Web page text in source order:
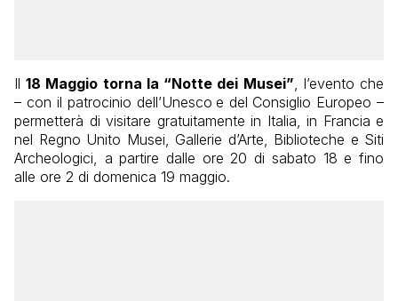
Il18 Maggio torna la “Notte dei Musei”, l’evento che
– con il patrocinio dell’Unesco e del Consiglio Europeo –
permetterà di visitare gratuitamente in Italia, in Francia e
nel Regno Unito Musei, Gallerie d’Arte, Biblioteche e Siti
Archeologici, a partire dalle ore 20 di sabato 18 e fino
alle ore 2 di domenica 19 maggio.